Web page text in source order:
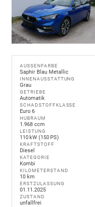
AUSSENFARBE
Saphir Blau Metallic
INNENAUSSTATTUNG
Grau
GETRIEBE
Automatik
SCHADSTOFFKLASSE
Euro 6
HUBRAUM
1.968 ccm
LEISTUNG
110 kW (150 PS)
KRAFTSTOFF
Diesel
KATEGORIE
Kombi
KILOMETERSTAND
10 km
ERSTZULASSUNG
01.11.2025
ZUSTAND
unfallfrei